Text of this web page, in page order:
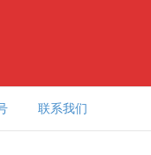
联系我们